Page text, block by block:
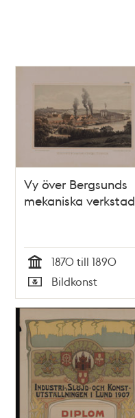
Vy över Bergsunds
mekaniska verkstad
Tid
1870 till 1890
Typ
Bildkonst